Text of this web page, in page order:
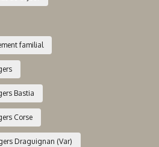
familial
Bastia
Corse
Draguignan (Var)